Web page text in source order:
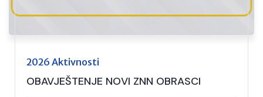
2026 Aktivnosti
OBAVJEŠTENJE NOVI ZNN OBRASCI